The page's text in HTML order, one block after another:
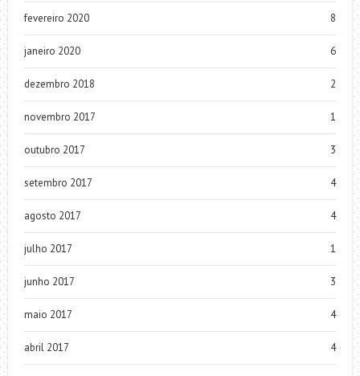
fevereiro 2020 8
janeiro 2020 6
dezembro 2018 2
novembro 2017 1
outubro 2017 3
setembro 2017 4
agosto 2017 4
julho 2017 1
junho 2017 3
maio 2017 4
abril 2017 4